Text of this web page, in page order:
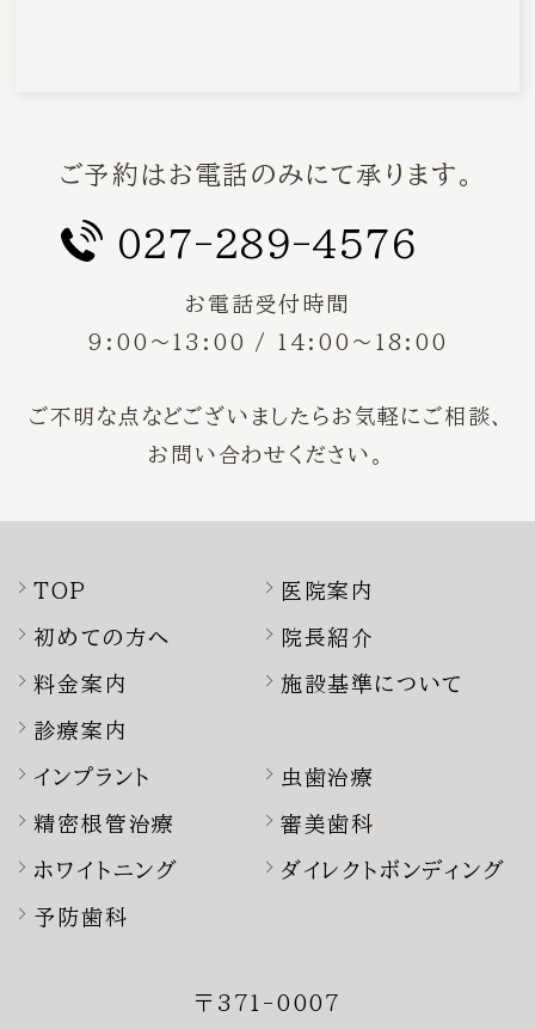
ご予約はお電話のみにて承ります。
027-289-4576
お電話受付時間
9:00〜13:00 / 14:00〜18:00
ご不明な点などございましたらお気軽にご相談、
お問い合わせください。
TOP 医院案内
初めての方へ 院長紹介
料金案内 施設基準について
診療案内
インプラント 虫歯治療
精密根管治療 審美歯科
ホワイトニング ダイレクトボンディング
予防歯科
〒371-0007